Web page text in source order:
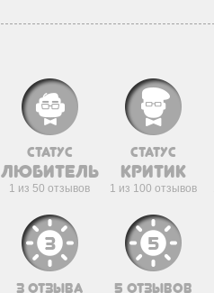
статус
любитель
1 из 50 отзывов
статус
критик
1 из 100 отзывов
3 отзыва
5 отзывов